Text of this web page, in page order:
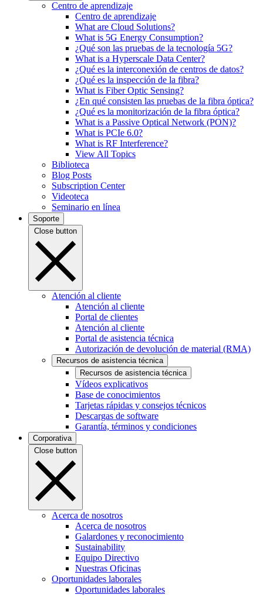
Centro de aprendizaje
Centro de aprendizaje
What are Cloud Solutions?
What is 5G Energy Consumption?
¿Qué son las pruebas de la tecnología 5G?
What is a Hyperscale Data Center?
¿Qué es la interconexión de centros de datos?
¿Qué es la inspección de la fibra?
What is Fiber Optic Sensing?
¿En qué consisten las pruebas de la fibra óptica?
¿Qué es la monitorización de la fibra óptica?
What is a Passive Optical Network (PON)?
What is PCIe 6.0?
What is RF Interference?
View All Topics
Biblioteca
Blog Posts
Subscription Center
Videoteca
Seminario en línea
Soporte
Close button
Atención al cliente
Atención al cliente
Portal de clientes
Atención al cliente
Portal de asistencia técnica
Autorización de devolución de material (RMA)
Recursos de asistencia técnica
Recursos de asistencia técnica
Vídeos explicativos
Base de conocimientos
Tarjetas rápidas y consejos técnicos
Descargas de software
Garantía, términos y condiciones
Corporativa
Close button
Acerca de nosotros
Acerca de nosotros
Galardones y reconocimiento
Sustainability
Equipo Directivo
Nuestras Oficinas
Oportunidades laborales
Oportunidades laborales